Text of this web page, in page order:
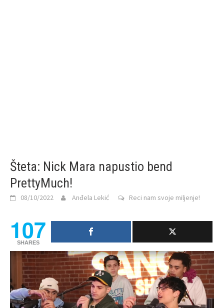
Šteta: Nick Mara napustio bend
PrettyMuch!
08/10/2022 Anđela Lekić Reci nam svoje miljenje!
107
SHARES